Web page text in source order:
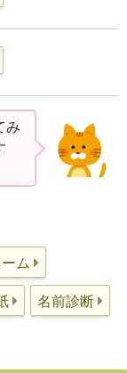
み
ム
名前診断